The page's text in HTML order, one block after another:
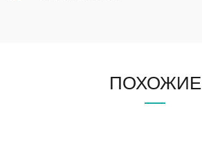
ПОХОЖИЕ